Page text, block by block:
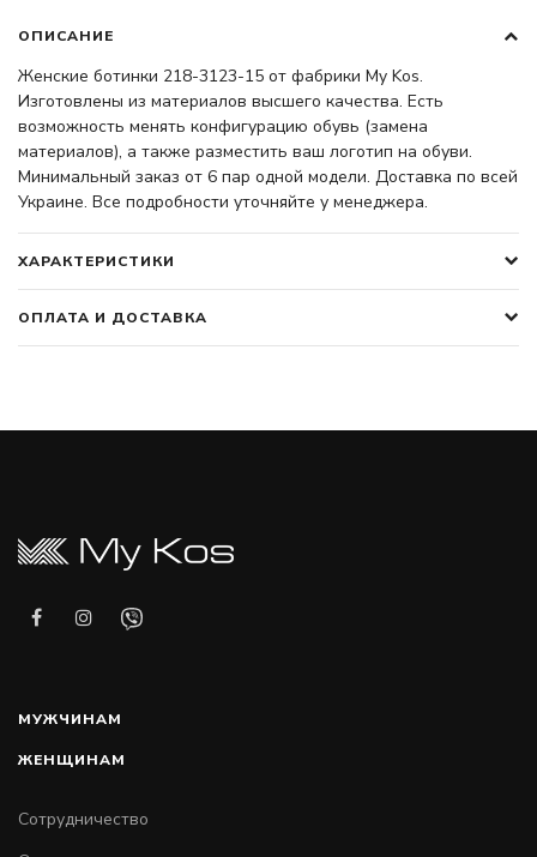
ОПИСАНИЕ
Женские ботинки 218-3123-15 от фабрики My Kos.
Изготовлены из материалов высшего качества. Есть
возможность менять конфигурацию обувь (замена
материалов), а также разместить ваш логотип на обуви.
Минимальный заказ от 6 пар одной модели. Доставка по всей
Украине. Все подробности уточняйте у менеджера.
ХАРАКТЕРИСТИКИ
ОПЛАТА И ДОСТАВКА
МУЖЧИНАМ
ЖЕНЩИНАМ
Сотрудничество